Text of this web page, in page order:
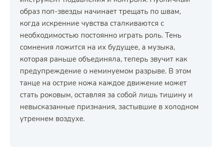
образ поп-звезды начинает трещать по швам,
когда искренние чувства сталкиваются с
необходимостью постоянно играть роль. Тень
сомнения ложится на их будущее, а музыка,
которая раньше объединяла, теперь звучит как
предупреждение о неминуемом разрыве. В этом
танце на острие ножа каждое движение может
стать роковым, оставляя за собой лишь тишину и
невысказанные признания, застывшие в холодном
утреннем воздухе.